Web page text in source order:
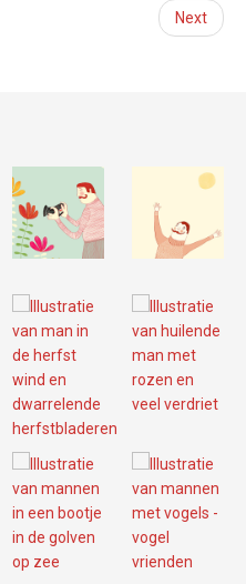
Next